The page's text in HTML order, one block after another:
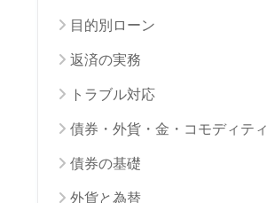
目的別ローン
返済の実務
トラブル対応
債券・外貨・金・コモディティ
債券の基礎
外貨と為替